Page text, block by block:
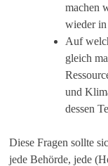
machen
wieder
Auf
gleich
und
dessen
Diese Fragen sollte
jede Behörde, jede